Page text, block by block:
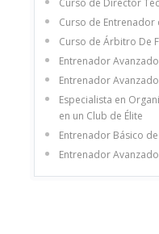
Curso de Entrenador
Curso de Árbitro De
Entrenador
Entrenador
Especialista en
en un Club de Élite
Entrenador Básico
Entrenador